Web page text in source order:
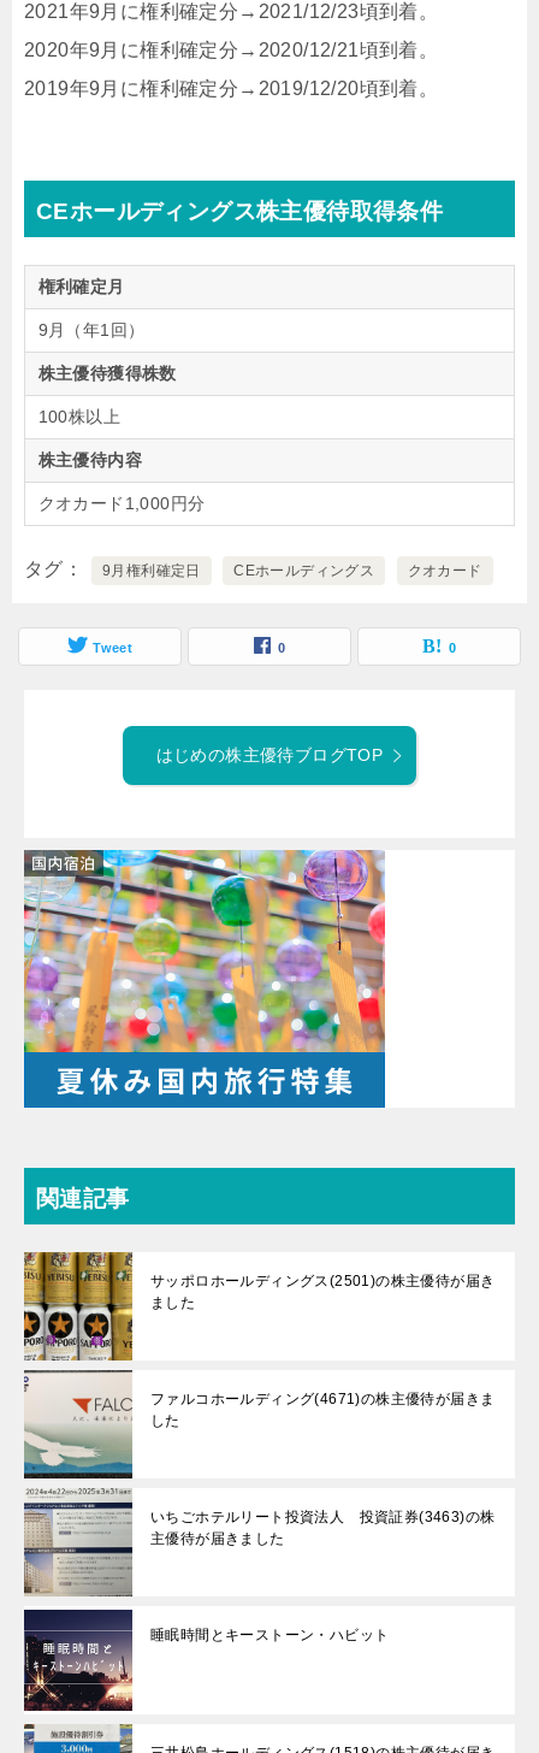
2021年9月に権利確定分→2021/12/23頃到着。
2020年9月に権利確定分→2020/12/21頃到着。
2019年9月に権利確定分→2019/12/20頃到着。
CEホールディングス株主優待取得条件
権利確定月
9月（年1回）
株主優待獲得株数
100株以上
株主優待内容
クオカード1,000円分
タグ 9月権利確定日 CEホールディングス クオカード
Tweet 0 0
はじめの株主優待ブログTOP
関連記事
サッポロホールディングス(2501)の株主優待が届き
ました
ファルコホールディング(4671)の株主優待が届きま
した
いちごホテルリート投資法人 投資証券(3463)の株
主優待が届きました
睡眠時間とキーストーン・ハビット